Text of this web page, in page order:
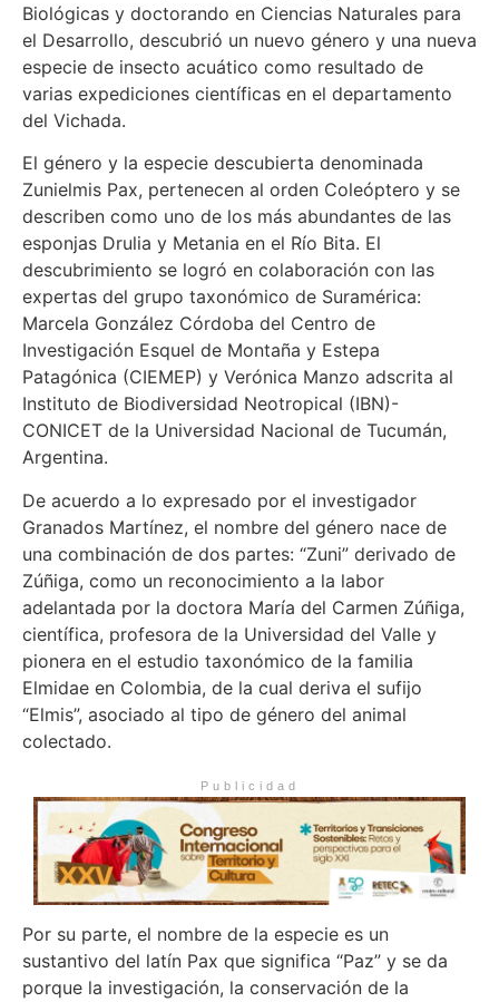
Biológicas y doctorando en Ciencias Naturales para
el Desarrollo, descubrió un nuevo género y una nueva
especie de insecto acuático como resultado de
varias expediciones científicas en el departamento
del Vichada.
El género y la especie descubierta denominada
Zunielmis Pax, pertenecen al orden Coleóptero y se
describen como uno de los más abundantes de las
esponjas Drulia y Metania en el Río Bita. El
descubrimiento se logró en colaboración con las
expertas del grupo taxonómico de Suramérica:
Marcela González Córdoba del Centro de
Investigación Esquel de Montaña y Estepa
Patagónica (CIEMEP) y Verónica Manzo adscrita al
Instituto de Biodiversidad Neotropical (IBN)-
CONICET de la Universidad Nacional de Tucumán,
Argentina.
De acuerdo a lo expresado por el investigador
Granados Martínez, el nombre del género nace de
una combinación de dos partes: “Zuni” derivado de
Zúñiga, como un reconocimiento a la labor
adelantada por la doctora María del Carmen Zúñiga,
científica, profesora de la Universidad del Valle y
pionera en el estudio taxonómico de la familia
Elmidae en Colombia, de la cual deriva el sufijo
“Elmis”, asociado al tipo de género del animal
colectado.
Publicidad
Por su parte, el nombre de la especie es un
sustantivo del latín Pax que significa “Paz” y se da
porque la investigación, la conservación de la